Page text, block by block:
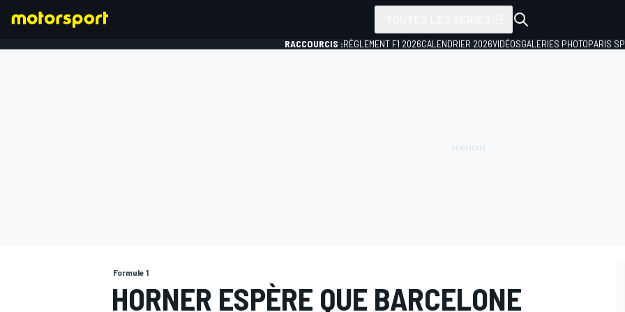
RACCOURCIS :RÈGLEMENT F1 2026CALENDRIER 2026VIDÉOSGALERIES PHOTOPARIS
Formule 1
HORNER ESPÈRE QUE BARCELONE